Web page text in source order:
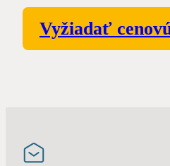
Vyžiadať